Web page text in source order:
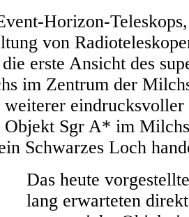
Horizon-
von
erste Ansicht des
im Zentrum der
eindrucksvoller
Objekt Sgr A* im
Schwarzes Loch
Das heute
lang erwarteten